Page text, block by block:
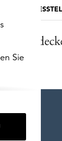
Sie
DIE